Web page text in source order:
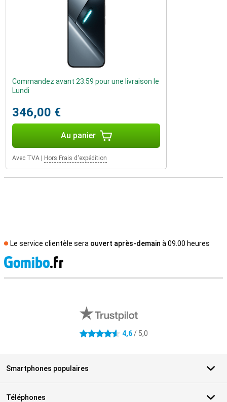
Commandez avant 23:59 pour une livraison le
Lundi
346,00 €
Au panier
Avec TVA Hors Frais d'expédition
Le service clientèle sera ouvert après-demain à 09.00 heures
4.6 étoiles 4,6/ 5,0
Smartphones populaires
Téléphones